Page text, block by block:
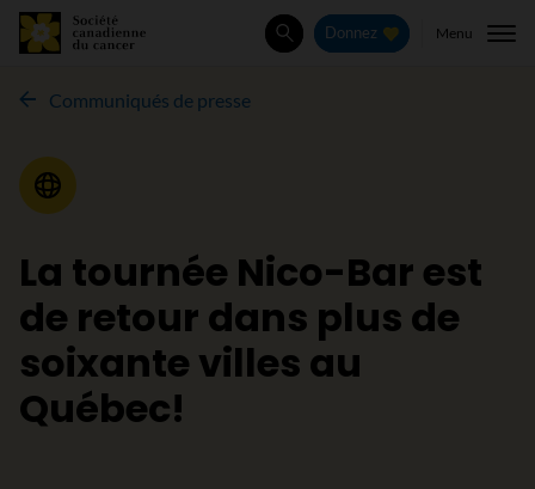
Rechercher
Donnez Menu
Communiqués de presse
Communiqué de presse
La tournée Nico-Bar est
de retour dans plus de
soixante villes au
Québec!